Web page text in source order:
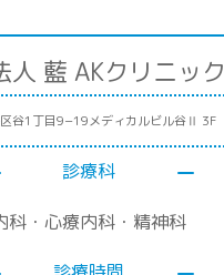
人 藍 AKクリニック
谷1丁目9−19メディカルビル谷Ⅱ 3F
診療科
科・心療内科・精神科